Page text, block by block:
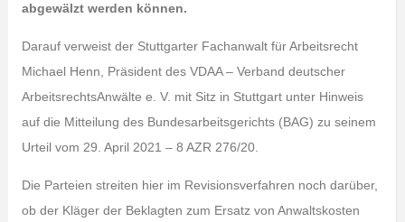
abgewälzt werden können.
Darauf verweist der Stuttgarter Fachanwalt für Arbeitsrecht
Michael Henn, Präsident des VDAA – Verband deutscher
ArbeitsrechtsAnwälte e. V. mit Sitz in Stuttgart unter Hinweis
auf die Mitteilung des Bundesarbeitsgerichts (BAG) zu seinem
Urteil vom 29. April 2021 – 8 AZR 276/20.
Die Parteien streiten hier im Revisionsverfahren noch darüber,
ob der Kläger der Beklagten zum Ersatz von Anwaltskosten